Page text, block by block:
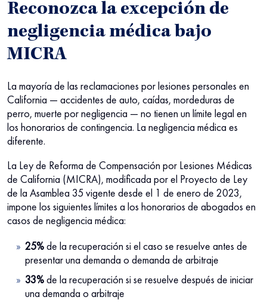
Reconozca la excepción de
negligencia médica bajo
MICRA
La mayoría de las reclamaciones por lesiones personales en
California — accidentes de auto, caídas, mordeduras de
perro, muerte por negligencia — no tienen un límite legal en
los honorarios de contingencia. La negligencia médica es
diferente.
La Ley de Reforma de Compensación por Lesiones Médicas
de California (MICRA), modificada por el Proyecto de Ley
de la Asamblea 35 vigente desde el 1 de enero de 2023,
impone los siguientes límites a los honorarios de abogados en
casos de negligencia médica:
25%de la recuperación si el caso se resuelve antes de
presentar una demanda o demanda de arbitraje
33%de la recuperación si se resuelve después de iniciar
una demanda o arbitraje